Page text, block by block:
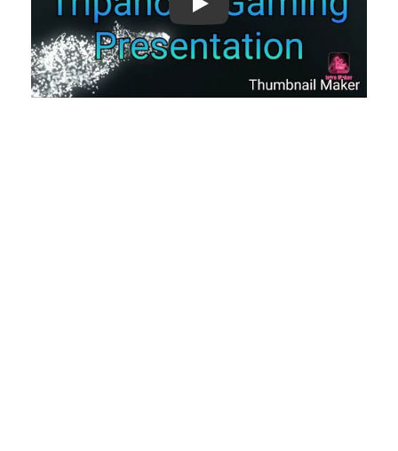
Play: Keynote (Google I/O '18)